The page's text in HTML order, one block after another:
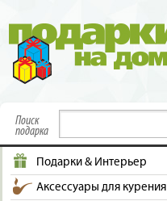
Поиск
подарка
Подарки & Интерьер
Аксессуары для курения